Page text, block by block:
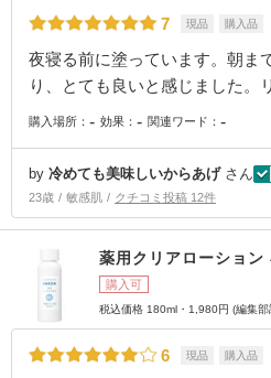
7 現品 購入品
夜寝る前に塗っています。朝ま
り、とても良いと感じました。
購入場所： - 効果： - 関連ワード： -
by 冷めても美味しいからあげさん
23歳 敏感肌 クチコミ投稿 12件
薬用クリアローション
購入可
税込価格 180ml・1,980円 (編集部
6 現品 購入品